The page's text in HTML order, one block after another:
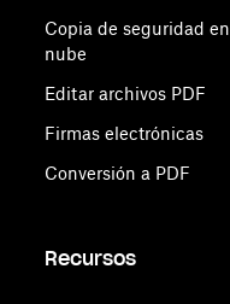
Copia de seguridad
nube
Editar archivos PDF
Firmas electrónicas
Conversión a PDF
Recursos